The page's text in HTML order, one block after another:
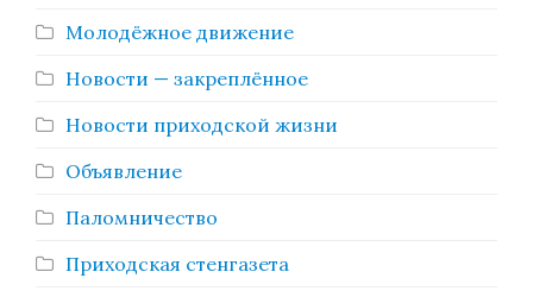
Молодёжное движение
Новости — закреплённое
Новости приходской жизни
Объявление
Паломничество
Приходская стенгазета